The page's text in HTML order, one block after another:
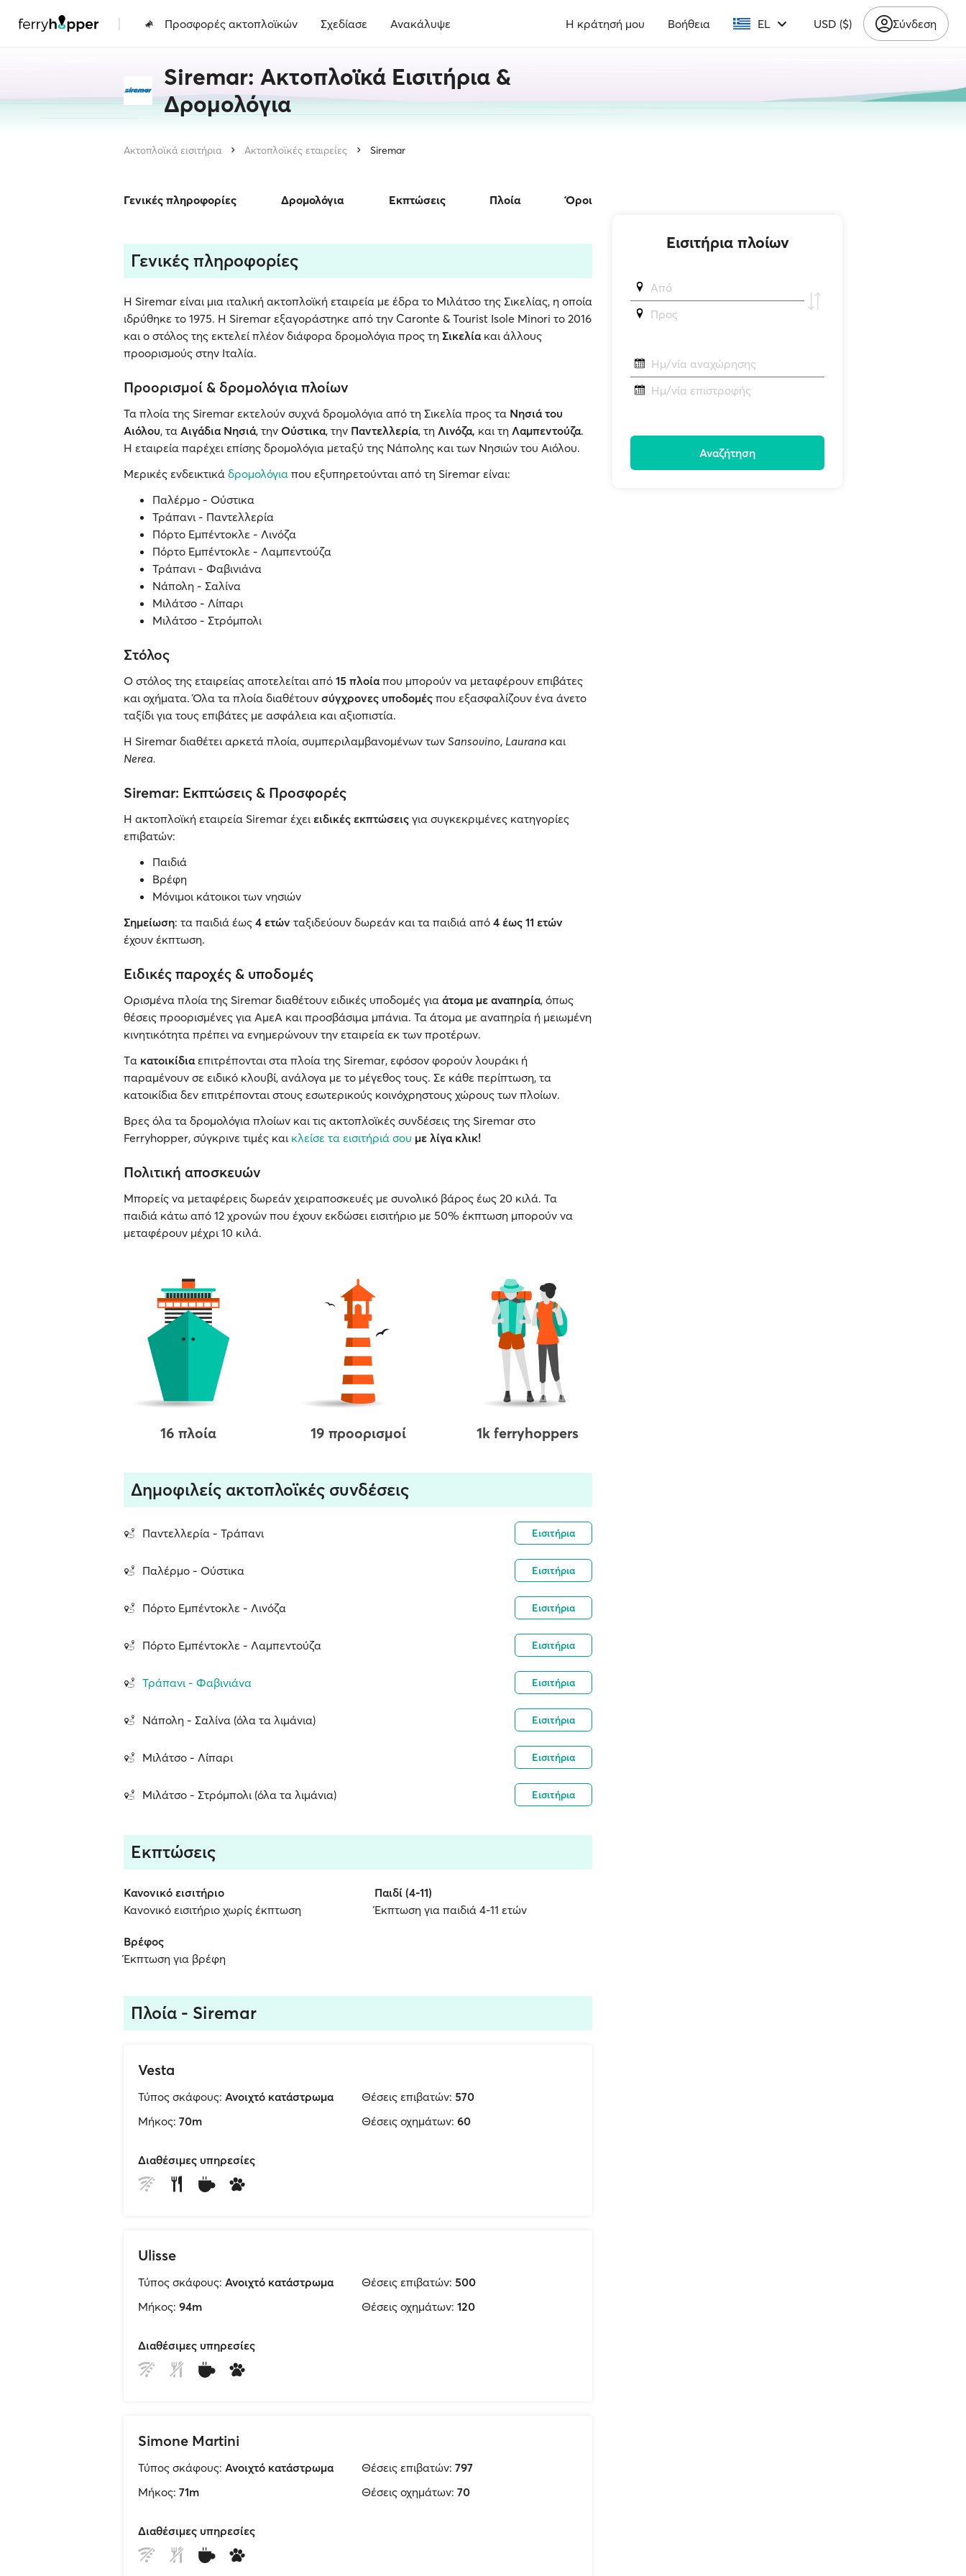
| Προσφορές ακτοπλοϊκών Σχεδίασε Ανακάλυψε Η κράτησή μου Βοήθεια EL USD ($) Σύνδεση
Siremar: Ακτοπλοϊκά Εισιτήρια &
Δρομολόγια
Ακτοπλοϊκά εισιτήρια Ακτοπλοϊκές εταιρείες Siremar
Γενικές πληροφορίες Δρομολόγια Εκπτώσεις Πλοία Όροι
Γενικές πληροφορίες
Η Siremar είναι μια ιταλική ακτοπλοϊκή εταιρεία με έδρα το Μιλάτσο της Σικελίας, η οποία
ιδρύθηκε το 1975. Η Siremar εξαγοράστηκε από την Caronte & Tourist Isole Minori το 2016
και ο στόλος της εκτελεί πλέον διάφορα δρομολόγια προς τη Σικελία και άλλους
προορισμούς στην Ιταλία.
Προορισμοί & δρομολόγια πλοίων
Τα πλοία της Siremar εκτελούν συχνά δρομολόγια από τη Σικελία προς τα Nησιά του
Αιόλου, τα Αιγάδια Νησιά, την Oύστικα, την Παντελλερία, τη Λινόζα, και τη Λαμπεντούζα.
Η εταιρεία παρέχει επίσης δρομολόγια μεταξύ της Νάπολης και των Νησιών του Αιόλου.
Μερικές ενδεικτικά δρομολόγια που εξυπηρετούνται από τη Siremar είναι:
Παλέρμο - Oύστικα
Τράπανι - Παντελλερία
Πόρτο Εμπέντοκλε - Λινόζα
Πόρτο Εμπέντοκλε - Λαμπεντούζα
Τράπανι - Φαβινιάνα
Νάπολη - Σαλίνα
Μιλάτσο - Λίπαρι
Μιλάτσο - Στρόμπολι
Στόλος
Ο στόλος της εταιρείας αποτελείται από 15 πλοίαπου μπορούν να μεταφέρουν επιβάτες
και οχήματα. Όλα τα πλοία διαθέτουν σύγχρονες υποδομές που εξασφαλίζουν ένα άνετο
ταξίδι για τους επιβάτες με ασφάλεια και αξιοπιστία.
Η Siremar διαθέτει αρκετά πλοία, συμπεριλαμβανομένων των Sansovino, Laurana και
Nerea.
Siremar: Εκπτώσεις & Προσφορές
Η ακτοπλοϊκή εταιρεία Siremar έχει ειδικές εκπτώσεις για συγκεκριμένες κατηγορίες
επιβατών:
Παιδιά
Βρέφη
Mόνιμοι κάτοικοι των νησιών
Σημείωση: τα παιδιά έως 4 ετών ταξιδεύουν δωρεάν και τα παιδιά από 4 έως 11 ετών
έχουν έκπτωση.
Ειδικές παροχές & υποδομές
Ορισμένα πλοία της Siremar διαθέτουν ειδικές υποδομές για άτομα με αναπηρία, όπως
θέσεις προορισμένες για ΑμεΑ και προσβάσιμα μπάνια. Τα άτομα με αναπηρία ή μειωμένη
κινητικότητα πρέπει να ενημερώνουν την εταιρεία εκ των προτέρων.
Tα κατοικίδιαεπιτρέπονται στα πλοία της Siremar, εφόσον φορούν λουράκι ή
παραμένουν σε ειδικό κλουβί, ανάλογα με το μέγεθος τους. Σε κάθε περίπτωση, τα
κατοικίδια δεν επιτρέπονται στους εσωτερικούς κοινόχρηστους χώρους των πλοίων.
Bρες όλα τα δρομολόγια πλοίων και τις ακτοπλοϊκές συνδέσεις της Siremar στο
Ferryhopper, σύγκρινε τιμές και κλείσε τα εισιτήριά σου με λίγα κλικ!
Πολιτική αποσκευών
Μπορείς να μεταφέρεις δωρεάν χειραποσκευές με συνολικό βάρος έως 20 κιλά. Τα
παιδιά κάτω από 12 χρονών που έχουν εκδώσει εισιτήριο με 50% έκπτωση μπορούν να
μεταφέρουν μέχρι 10 κιλά.
16 πλοία 19 προορισμοί 1k ferryhoppers
Δημοφιλείς ακτοπλοϊκές συνδέσεις
Παντελλερία - Τράπανι Εισιτήρια
Παλέρμο - Ούστικα Εισιτήρια
Πόρτο Εμπέντοκλε - Λινόζα Εισιτήρια
Πόρτο Εμπέντοκλε - Λαμπεντούζα Εισιτήρια
Τράπανι - Φαβινιάνα Εισιτήρια
Νάπολη - Σαλίνα (όλα τα λιμάνια) Εισιτήρια
Μιλάτσο - Λίπαρι Εισιτήρια
Μιλάτσο - Στρόμπολι (όλα τα λιμάνια) Εισιτήρια
Εκπτώσεις
Κανονικό εισιτήριο
Κανονικό εισιτήριο χωρίς έκπτωση
Παιδί (4-11)
Έκπτωση για παιδιά 4-11 ετών
Βρέφος
Έκπτωση για βρέφη
Πλοία - Siremar
Vesta
Τύπος σκάφους: Ανοιχτό κατάστρωμα
Μήκος: 70m
Θέσεις επιβατών: 570
Θέσεις οχημάτων: 60
Διαθέσιμες υπηρεσίες
Ulisse
Τύπος σκάφους: Ανοιχτό κατάστρωμα
Μήκος: 94m
Θέσεις επιβατών: 500
Θέσεις οχημάτων: 120
Διαθέσιμες υπηρεσίες
Simone Martini
Τύπος σκάφους: Ανοιχτό κατάστρωμα
Μήκος: 71m
Θέσεις επιβατών: 797
Θέσεις οχημάτων: 70
Διαθέσιμες υπηρεσίες
Εισιτήρια πλοίων
Από
Προς
Ημ/νία αναχώρησης
Ημ/νία επιστροφής
Αναζήτηση